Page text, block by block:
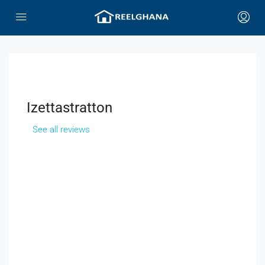
Izettastratton
See all reviews